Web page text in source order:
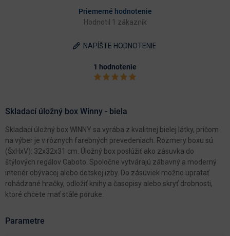
Priemerné hodnotenie
Hodnotil 1 zákazník
NAPÍŠTE HODNOTENIE
1 hodnotenie
Skladací úložný box Winny - biela
Skladací úložný box WINNY sa vyrába z kvalitnej bielej látky, pričom
na výber je v rôznych farebných prevedeniach. Rozmery boxu sú
(ŠxHxV): 32x32x31 cm. Úložný box poslúžiť ako zásuvka do
štýlových regálov Caboto. Spoločne vytvárajú zábavný a moderný
interiér obývacej alebo detskej izby. Do zásuviek možno upratať
rohádzané hračky, odložiť knihy a časopisy alebo skryť drobnosti,
ktoré chcete mať stále poruke.
Parametre